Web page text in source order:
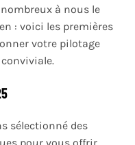
à nous le
: voici les premières
votre pilotage
sélectionné des